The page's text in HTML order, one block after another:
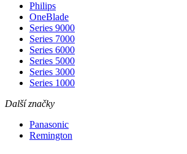
Philips
OneBlade
Series 9000
Series 7000
Series 6000
Series 5000
Series 3000
Series 1000
Další značky
Panasonic
Remington